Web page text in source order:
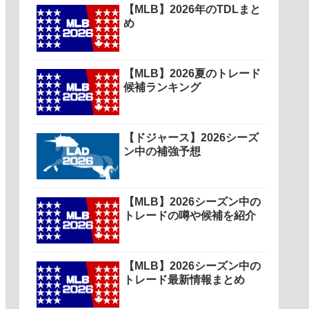
【MLB】2026年のTDLまと
め
【MLB】2026夏のトレード
候補ランキング
【ドジャース】2026シーズ
ン中の補強予想
【MLB】2026シーズン中の
トレードの噂や候補を紹介
【MLB】2026シーズン中の
トレード最新情報まとめ